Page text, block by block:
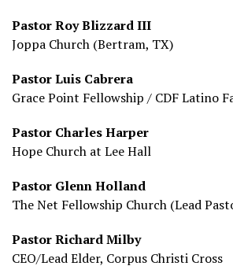
Pastor Roy Blizzard III
Joppa Church (Bertram, TX)
Pastor Luis Cabrera
Grace Point Fellowship / CDF Latino
Pastor Charles Harper
Hope Church at Lee Hall
Pastor Glenn Holland
The Net Fellowship Church (Lead
Pastor Richard Milby
CEO/Lead Elder, Corpus Christi Cross